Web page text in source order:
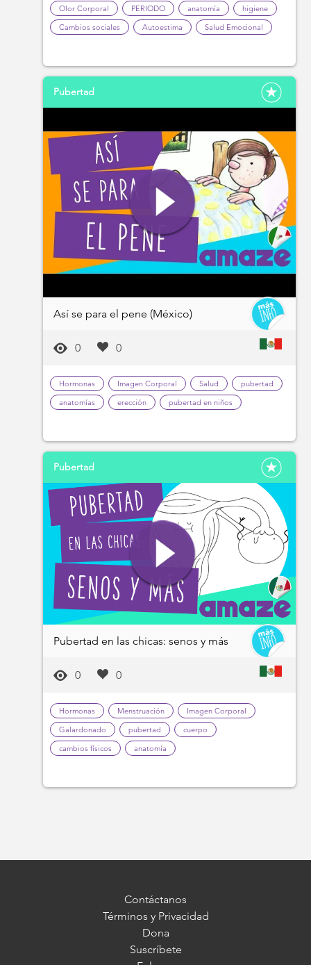
Olor Corporal
PERIODO anatomía
higiene
Cambios sociales
Autoestima Salud Emocional
Pubertad
Así se para el pene (México)
0 0
Hormonas Imagen Corporal Salud
pubertad
anatomías
erección pubertad en niños
Pubertad
Pubertad en las chicas: senos y más
0 0
Hormonas Menstruación
Imagen Corporal
Galardonado
pubertad
cuerpo
cambios físicos
anatomía
Contáctanos
Términos y Privacidad
Dona
Suscríbete